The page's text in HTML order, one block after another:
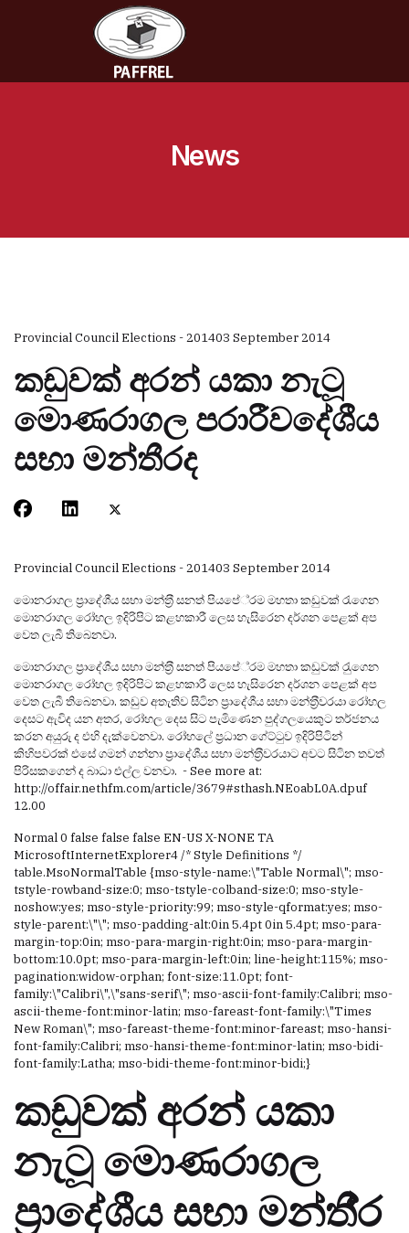
News
Provincial Council Elections - 201403 September 2014
කඩුවක් අරන් යකා නැටූ
මොණරාගල පරාරීවදේශීය
සභා මන්තීරද
Provincial Council Elections - 201403 September 2014
මොනරාගල ප‍්‍රාදේශීය සභා මන්ත‍්‍රී සනත් පියපේ‍්‍රම මහතා කඩුවක් රැගෙන
මොනරාගල රෝහල ඉදිරිපිට කළහකාරී ලෙස හැසිරෙන දර්ශන පෙළක් අප
වෙත ලැබී තිබෙනවා.
මොනරාගල ප‍්‍රාදේශීය සභා මන්ත‍්‍රී සනත් පියපේ‍්‍රම මහතා කඩුවක් රැුගෙන
මොනරාගල රෝහල ඉදිරිපිට කළහකාරී ලෙස හැසිරෙන දර්ශන පෙළක් අප
වෙත ලැබී තිබෙනවා. කඩුව අතැතිව සිටින ප‍්‍රාදේශීය සභා මන්ත‍්‍රීවරයා රෝහල
දෙසට ඇවිද යන අතර, රෝහල දෙස සිට පැමිණෙන පුද්ගලයෙකුට තර්ජනය
කරන අයුරු ද එහි දැක්වෙනවා. රෝහලේ ප‍්‍රධාන ගේට්ටුව ඉදිරිපිටින්
කිහිපවරක් එසේ ගමන් ගන්නා ප‍්‍රාදේශීය සභා මන්ත‍්‍රීවරයාට අවට සිටින තවත්
පිරිසකගෙන් ද බාධා එල්ල වනවා. - See more at:
http://offair.nethfm.com/article/3679#sthash.NEoabL0A.dpuf
12.00
Normal 0 false false false EN-US X-NONE TA
MicrosoftInternetExplorer4 /* Style Definitions */
table.MsoNormalTable {mso-style-name:\"Table Normal\"; mso-
tstyle-rowband-size:0; mso-tstyle-colband-size:0; mso-style-
noshow:yes; mso-style-priority:99; mso-style-qformat:yes; mso-
style-parent:\"\"; mso-padding-alt:0in 5.4pt 0in 5.4pt; mso-para-
margin-top:0in; mso-para-margin-right:0in; mso-para-margin-
bottom:10.0pt; mso-para-margin-left:0in; line-height:115%; mso-
pagination:widow-orphan; font-size:11.0pt; font-
family:\"Calibri\",\"sans-serif\"; mso-ascii-font-family:Calibri; mso-
ascii-theme-font:minor-latin; mso-fareast-font-family:\"Times
New Roman\"; mso-fareast-theme-font:minor-fareast; mso-hansi-
font-family:Calibri; mso-hansi-theme-font:minor-latin; mso-bidi-
font-family:Latha; mso-bidi-theme-font:minor-bidi;}
කඩුවක් අරන් යකා
නැටූ මොණරාගල
ප‍්‍රාදේශීය සභා මන්තී‍්‍ර